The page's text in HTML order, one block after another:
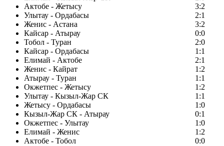
Актобе - Жетысу
3:2
Улытау - Ордабасы
2:1
Женис - Астана
3:2
Кайсар - Атырау
0:0
Тобол - Туран
2:0
Кайсар - Ордабасы
1:1
Елимай - Актобе
2:1
Женис - Кайрат
1:2
Атырау - Туран
1:1
Окжетпес - Жетысу
1:2
Улытау - Кызыл-Жар СК
1:1
Жетысу - Ордабасы
1:0
Кызыл-Жар СК - Атырау
0:1
Окжетпес - Улытау
1:0
Елимай - Женис
1:2
Актобе - Тобол
0:0